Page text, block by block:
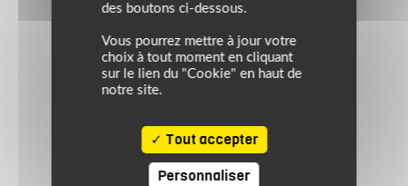
des boutons ci-dessous.
Vous pourrez mettre à jour votre
choix à tout moment en cliquant
sur le lien du "Cookie" en haut de
notre site.
Tout accepter
Personnaliser